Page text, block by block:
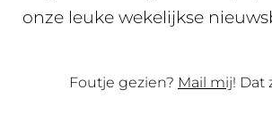
onze leuke wekelijkse
Foutje gezien? Mail mij! Dat